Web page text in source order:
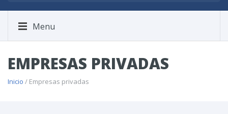
Menu
EMPRESAS PRIVADAS
Inicio / Empresas privadas